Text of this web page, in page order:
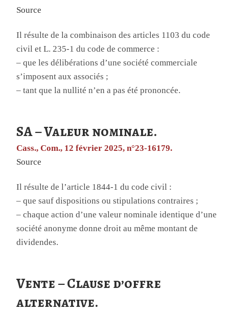
Source
Il résulte de la combinaison des articles 1103 du code
civil et L. 235-1 du code de commerce :
– que les délibérations d’une société commerciale
s’imposent aux associés ;
– tant que la nullité n’en a pas été prononcée.
SA – Valeur nominale.
Cass., Com., 12 février 2025, n°23-16179.
Source
Il résulte de l’article 1844-1 du code civil :
– que sauf dispositions ou stipulations contraires ;
– chaque action d’une valeur nominale identique d’une
société anonyme donne droit au même montant de
dividendes.
Vente – Clause d’offre
alternative.